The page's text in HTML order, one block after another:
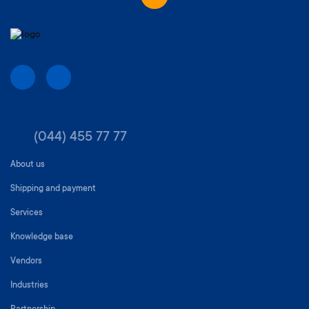
(044) 455 77 77
About us
Shipping and payment
Services
Knowledge base
Vendors
Industries